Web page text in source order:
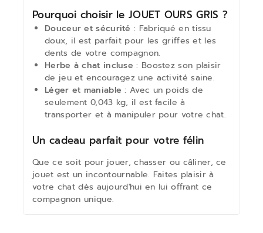
Pourquoi choisir le JOUET OURS GRIS ?
Douceur et sécurité : Fabriqué en tissu
doux, il est parfait pour les griffes et les
dents de votre compagnon.
Herbe à chat incluse : Boostez son plaisir
de jeu et encouragez une activité saine.
Léger et maniable : Avec un poids de
seulement 0,043 kg, il est facile à
transporter et à manipuler pour votre chat.
Un cadeau parfait pour votre félin
Que ce soit pour jouer, chasser ou câliner, ce
jouet est un incontournable. Faites plaisir à
votre chat dès aujourd'hui en lui offrant ce
compagnon unique.